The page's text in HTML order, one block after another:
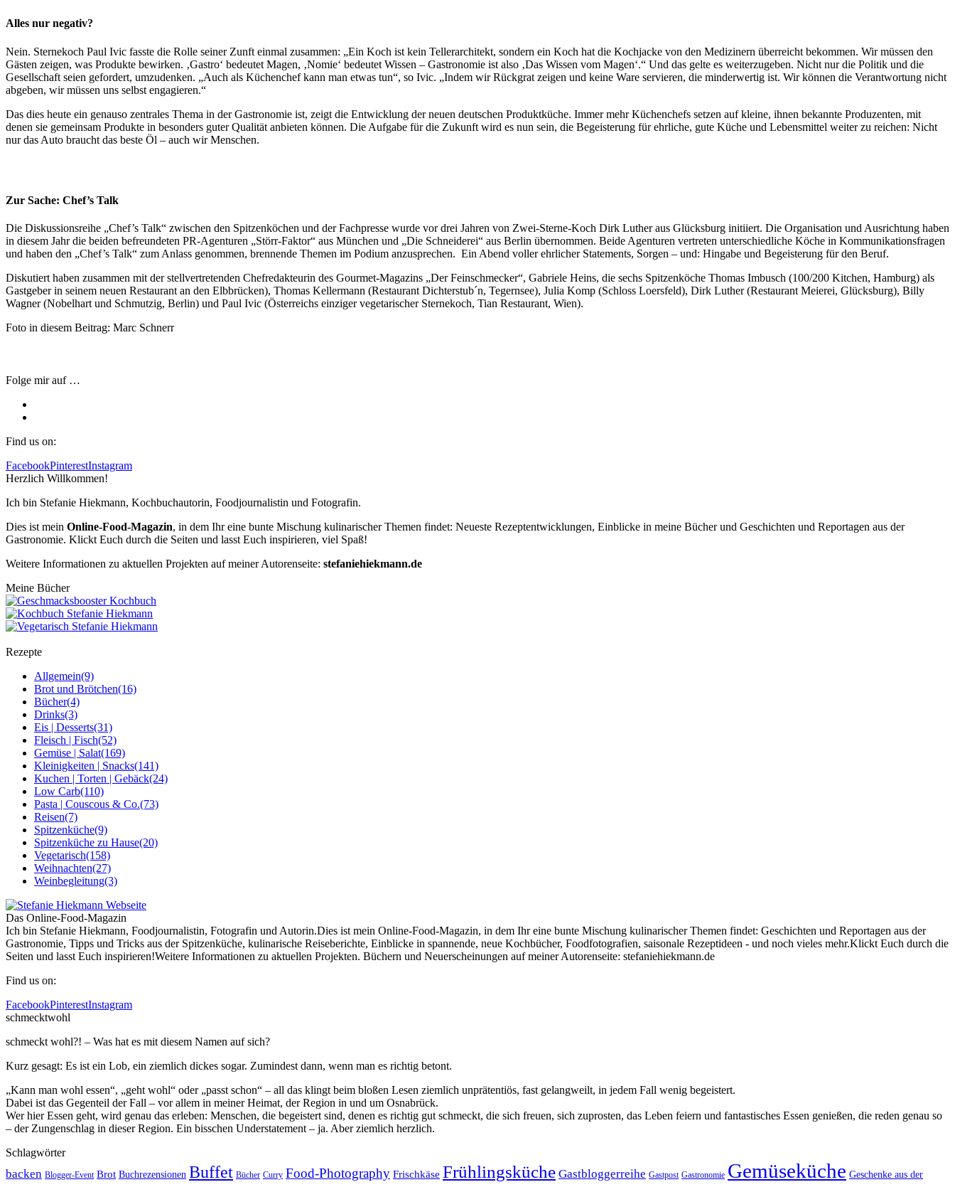
Alles nur negativ?
Nein. Sternekoch Paul Ivic fasste die Rolle seiner Zunft einmal zusammen: „Ein Koch ist kein Tellerarchitekt, sondern ein Koch hat die Kochjacke von den Medizinern überreicht bekommen. Wir müssen den
Gästen zeigen, was Produkte bewirken. ‚Gastro‘ bedeutet Magen, ‚Nomie‘ bedeutet Wissen – Gastronomie ist also ‚Das Wissen vom Magen‘.“ Und das gelte es weiterzugeben. Nicht nur die Politik und die
Gesellschaft seien gefordert, umzudenken. „Auch als Küchenchef kann man etwas tun“, so Ivic. „Indem wir Rückgrat zeigen und keine Ware servieren, die minderwertig ist. Wir können die Verantwortung nicht
abgeben, wir müssen uns selbst engagieren.“
Das dies heute ein genauso zentrales Thema in der Gastronomie ist, zeigt die Entwicklung der neuen deutschen Produktküche. Immer mehr Küchenchefs setzen auf kleine, ihnen bekannte Produzenten, mit
denen sie gemeinsam Produkte in besonders guter Qualität anbieten können. Die Aufgabe für die Zukunft wird es nun sein, die Begeisterung für ehrliche, gute Küche und Lebensmittel weiter zu reichen: Nicht
nur das Auto braucht das beste Öl – auch wir Menschen.
Zur Sache: Chef’s Talk
Die Diskussionsreihe „Chef’s Talk“ zwischen den Spitzenköchen und der Fachpresse wurde vor drei Jahren von Zwei-Sterne-Koch Dirk Luther aus Glücksburg initiiert. Die Organisation und Ausrichtung haben
in diesem Jahr die beiden befreundeten PR-Agenturen „Störr-Faktor“ aus München und „Die Schneiderei“ aus Berlin übernommen. Beide Agenturen vertreten unterschiedliche Köche in Kommunikationsfragen
und haben den „Chef’s Talk“ zum Anlass genommen, brennende Themen im Podium anzusprechen. Ein Abend voller ehrlicher Statements, Sorgen – und: Hingabe und Begeisterung für den Beruf.
Diskutiert haben zusammen mit der stellvertretenden Chefredakteurin des Gourmet-Magazins „Der Feinschmecker“, Gabriele Heins, die sechs Spitzenköche Thomas Imbusch (100/200 Kitchen, Hamburg) als
Gastgeber in seinem neuen Restaurant an den Elbbrücken), Thomas Kellermann (Restaurant Dichterstub´n, Tegernsee), Julia Komp (Schloss Loersfeld), Dirk Luther (Restaurant Meierei, Glücksburg), Billy
Wagner (Nobelhart und Schmutzig, Berlin) und Paul Ivic (Österreichs einziger vegetarischer Sternekoch, Tian Restaurant, Wien).
Foto in diesem Beitrag: Marc Schnerr
Folge mir auf …
Find us on:
FacebookPinterestInstagram
Herzlich Willkommen!
Ich bin Stefanie Hiekmann, Kochbuchautorin, Foodjournalistin und Fotografin.
Dies ist mein Online-Food-Magazin, in dem Ihr eine bunte Mischung kulinarischer Themen findet: Neueste Rezeptentwicklungen, Einblicke in meine Bücher und Geschichten und Reportagen aus der
Gastronomie. Klickt Euch durch die Seiten und lasst Euch inspirieren, viel Spaß!
Weitere Informationen zu aktuellen Projekten auf meiner Autorenseite: stefaniehiekmann.de
Meine Bücher
Rezepte
Allgemein(9)
Brot und Brötchen(16)
Bücher(4)
Drinks(3)
Eis | Desserts(31)
Fleisch | Fisch(52)
Gemüse | Salat(169)
Kleinigkeiten | Snacks(141)
Kuchen | Torten | Gebäck(24)
Low Carb(110)
Pasta | Couscous & Co.(73)
Reisen(7)
Spitzenküche(9)
Spitzenküche zu Hause(20)
Vegetarisch(158)
Weihnachten(27)
Weinbegleitung(3)
Das Online-Food-Magazin
Ich bin Stefanie Hiekmann, Foodjournalistin, Fotografin und Autorin.Dies ist mein Online-Food-Magazin, in dem Ihr eine bunte Mischung kulinarischer Themen findet: Geschichten und Reportagen aus der
Gastronomie, Tipps und Tricks aus der Spitzenküche, kulinarische Reiseberichte, Einblicke in spannende, neue Kochbücher, Foodfotografien, saisonale Rezeptideen - und noch vieles mehr.Klickt Euch durch die
Seiten und lasst Euch inspirieren!Weitere Informationen zu aktuellen Projekten. Büchern und Neuerscheinungen auf meiner Autorenseite: stefaniehiekmann.de
Find us on:
FacebookPinterestInstagram
schmecktwohl
schmeckt wohl?! – Was hat es mit diesem Namen auf sich?
Kurz gesagt: Es ist ein Lob, ein ziemlich dickes sogar. Zumindest dann, wenn man es richtig betont.
„Kann man wohl essen“, „geht wohl“ oder „passt schon“ – all das klingt beim bloßen Lesen ziemlich unprätentiös, fast gelangweilt, in jedem Fall wenig begeistert.
Dabei ist das Gegenteil der Fall – vor allem in meiner Heimat, der Region in und um Osnabrück.
Wer hier Essen geht, wird genau das erleben: Menschen, die begeistert sind, denen es richtig gut schmeckt, die sich freuen, sich zuprosten, das Leben feiern und fantastisches Essen genießen, die reden genau so
– der Zungenschlag in dieser Region. Ein bisschen Understatement – ja. Aber ziemlich herzlich.
Schlagwörter
backen Blogger-Event Brot Buchrezensionen Buffet Bücher Curry Food-Photography Frischkäse Frühlingsküche Gastbloggerreihe Gastpost Gastronomie Gemüseküche Geschenke aus der